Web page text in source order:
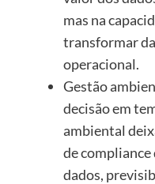
mas na
transformar
operacional.
Gestão
decisão em
ambiental
de compliance
dados,